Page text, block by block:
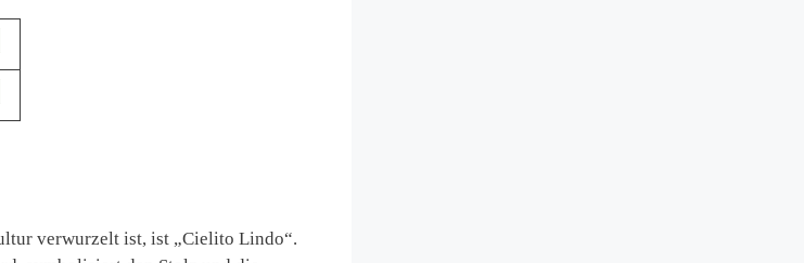
verwurzelt ist, ist „Cielito Lindo“.